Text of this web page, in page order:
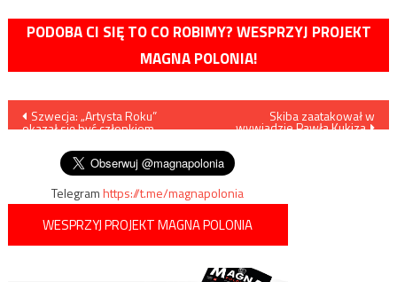
PODOBA CI SIĘ TO CO ROBIMY? WESPRZYJ PROJEKT
MAGNA POLONIA!
Nawigacja
wpisu
Szwecja: „Artysta Roku”
okazał się być członkiem
Skiba zaatakował w
wywiadzie Pawła Kukiza
Telegramhttps://t.me/magnapolonia
WESPRZYJ PROJEKT MAGNA POLONIA